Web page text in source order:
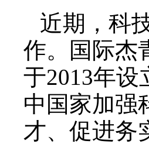
近期， 科
作。
国际杰
于2013年设
中国家加强
才、促进务